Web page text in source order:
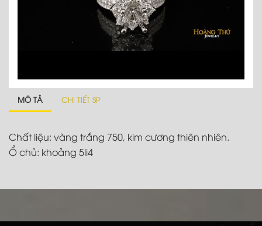
MÔ TẢ CHI TIẾT SP
Chất liệu: vàng trắng 750, kim cương thiên nhiên.
Ổ chủ: khoảng 5li4